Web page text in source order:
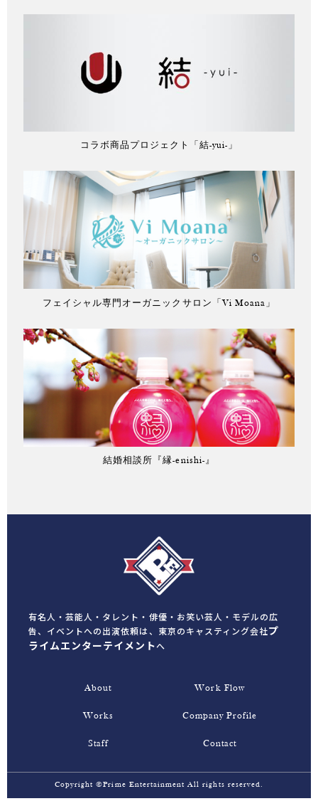
コラボ商品プロジェクト「結-yui-」
フェイシャル専門オーガニックサロン「Vi Moana」
結婚相談所『縁-enishi-』
有名人・芸能人・タレント・俳優・お笑い芸人・モデルの広
告、イベントへの出演依頼は、 東京のキャスティング会社プ
ライムエンターテイメントへ
About Work Flow
Works Company Profile
Staff Contact
Copyright ©Prime Entertainment All rights reserved.